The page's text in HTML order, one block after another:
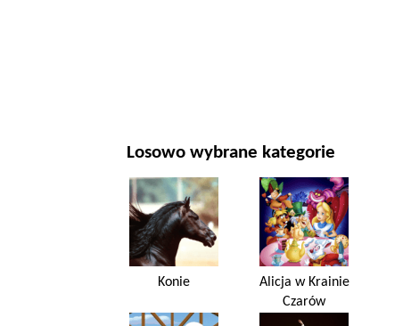
Losowo wybrane kategorie
Konie
Alicja w Krainie
Czarów